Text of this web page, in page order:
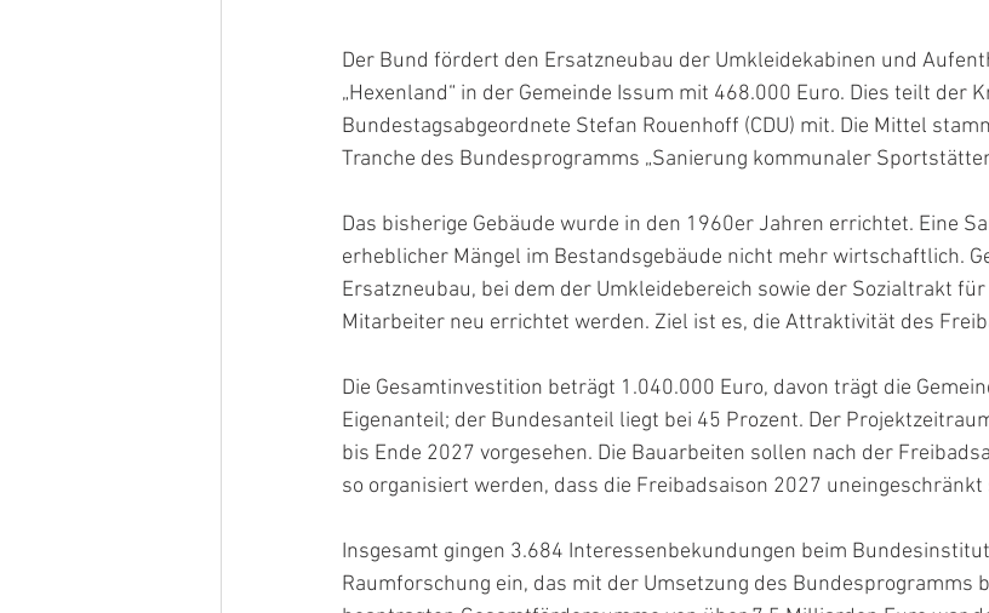
Der Bund fördert den Ersatzneubau der Umkleidekabinen und
„Hexenland“ in der Gemeinde Issum mit 468.000 Euro. Dies teilt der
Bundestagsabgeordnete Stefan Rouenhoff (CDU) mit. Die Mittel
Tranche des Bundesprogramms „Sanierung kommunaler
Das bisherige Gebäude wurde in den 1960er Jahren errichtet. Eine
erheblicher Mängel im Bestandsgebäude nicht mehr wirtschaftlich.
Ersatzneubau, bei dem der Umkleidebereich sowie der Sozialtrakt
Mitarbeiter neu errichtet werden. Ziel ist es, die Attraktivität des
Die Gesamtinvestition beträgt 1.040.000 Euro, davon trägt die
Eigenanteil; der Bundesanteil liegt bei 45 Prozent. Der
bis Ende 2027 vorgesehen. Die Bauarbeiten sollen nach der
so organisiert werden, dass die Freibadsaison 2027
Insgesamt gingen 3.684 Interessenbekundungen beim
Raumforschung ein, das mit der Umsetzung des Bundesprogramms